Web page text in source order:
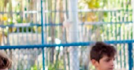
Lista de vídeos